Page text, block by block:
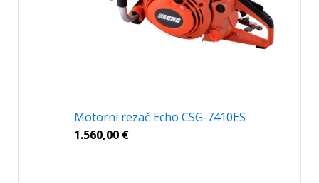
Motorni rezač Echo CSG-7410ES
1.560,00 €